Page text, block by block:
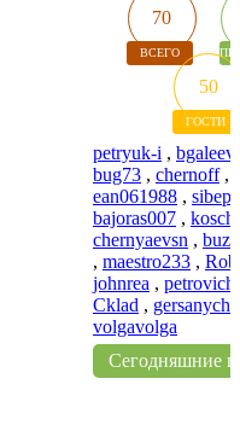
70
ВСЕГО
50
ГОСТИ
petryuk-i ,
bug73 , chernoff,
ean061988 , sibep
bajoras007 ,
chernyaevsn ,
, maestro233 ,
johnrea ,
Cklad , gersanych
volgavolga
Сегодняшние